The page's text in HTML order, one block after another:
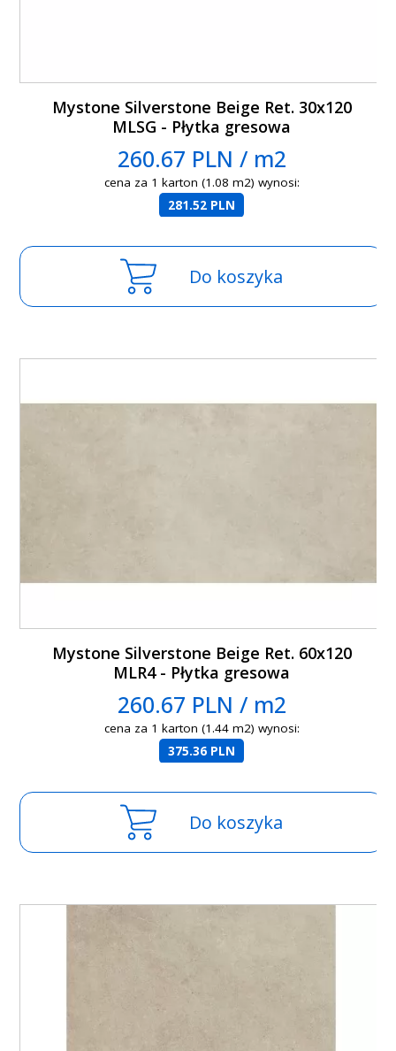
Mystone Silverstone Beige Ret. 30x120
MLSG - Płytka gresowa
260.67 PLN / m2
cena za 1 karton (1.08 m2) wynosi:
281.52 PLN
Do koszyka
Mystone Silverstone Beige Ret. 60x120
MLR4 - Płytka gresowa
260.67 PLN / m2
cena za 1 karton (1.44 m2) wynosi:
375.36 PLN
Do koszyka